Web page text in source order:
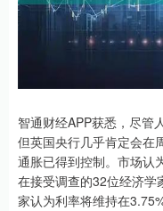
智通财经APP获悉，尽管
但英国央行几乎肯定会在
通胀已得到控制。市场认
在接受调查的32位经济学
家认为利率将维持在